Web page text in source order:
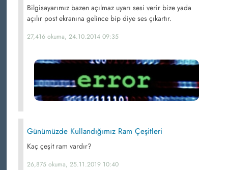
Bilgisayarımız bazen açılmaz uyarı sesi verir bize yada
açılır post ekranına gelince bip diye ses çıkartır.
27,416 okuma, 24.10.2014 09:35
Günümüzde Kullandığımız Ram Çeşitleri
Kaç çeşit ram vardır?
26,875 okuma, 25.11.2019 10:40